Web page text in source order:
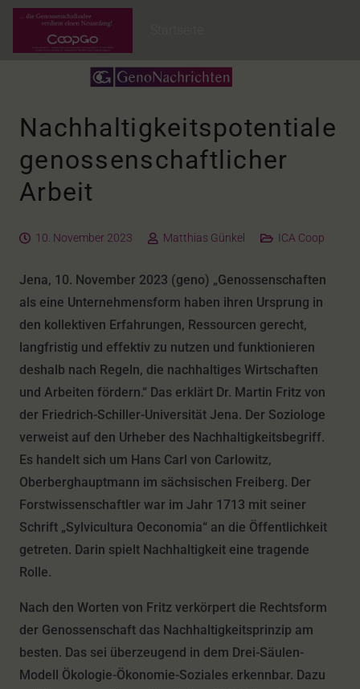
Nachhaltigkeitspotentiale
genossenschaftlicher
Arbeit
10. November 2023 Matthias Günkel ICA Coop
Jena, 10. November 2023 (geno) „Genossenschaften
als eine Unternehmensform haben ihren Ursprung in
den kollektiven Erfahrungen, Ressourcen gerecht,
langfristig und effektiv zu nutzen und funktionieren
deshalb nach Regeln, die nachhaltiges Wirtschaften
und Arbeiten fördern.“ Das erklärt Dr. Martin Fritz von
der Friedrich-Schiller-Universität Jena. Der Soziologe
verweist auf den Urheber des Nachhaltigkeitsbegriff.
Es handelt sich um Hans Carl von Carlowitz,
Oberberghauptmann im sächsischen Freiberg. Der
Forstwissenschaftler war im Jahr 1713 mit seiner
Schrift „Sylvicultura Oeconomia“ an die Öffentlichkeit
getreten. Darin spielt Nachhaltigkeit eine tragende
Rolle.
Nach den Worten von Fritz verkörpert die Rechtsform
der Genossenschaft das Nachhaltigkeitsprinzip am
besten. Das sei überzeugend in dem Drei-Säulen-
Modell Ökologie-Ökonomie-Soziales erkennbar. Dazu